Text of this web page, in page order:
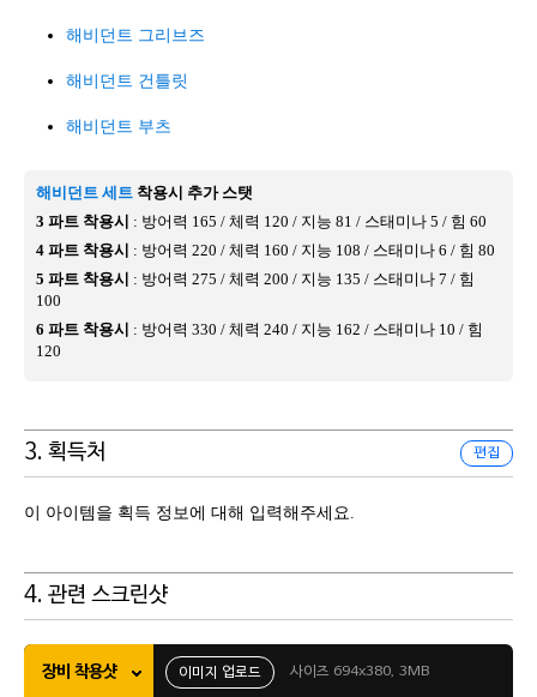
해비던트 그리브즈
해비던트 건틀릿
해비던트 부츠
해비던트 세트 착용시 추가 스탯
3 파트 착용시 : 방어력 165 / 체력 120 / 지능 81 / 스태미나 5 / 힘 60
4 파트 착용시 : 방어력 220 / 체력 160 / 지능 108 / 스태미나 6 / 힘 80
5 파트 착용시 : 방어력 275 / 체력 200 / 지능 135 / 스태미나 7 / 힘
100
6 파트 착용시 : 방어력 330 / 체력 240 / 지능 162 / 스태미나 10 / 힘
120
3. 획득처 편집
이 아이템을 획득 정보에 대해 입력해주세요.
4. 관련 스크린샷
장비 착용샷 이미지 업로드 사이즈 694x380, 3MB